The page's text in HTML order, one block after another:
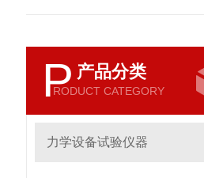
P 产品分类
RODUCT CATEGORY
力学设备试验仪器